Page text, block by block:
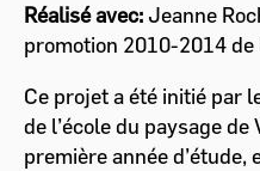
Réalisé avec: Jeanne
promotion 2010-2014 de
Ce projet a été initié par
de l’école du paysage
première année d’étude,